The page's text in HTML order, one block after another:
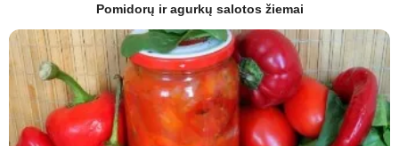
Pomidorų ir agurkų salotos žiemai